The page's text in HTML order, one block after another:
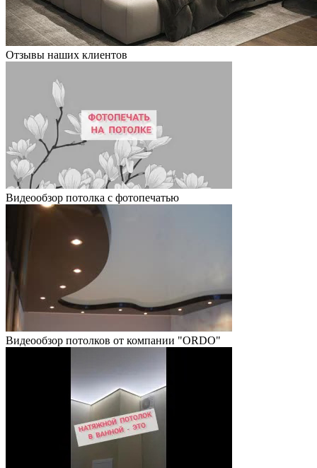
Отзывы наших клиентов
Видеообзор потолка с фотопечатью
Видеообзор потолков от компании "ORDO"